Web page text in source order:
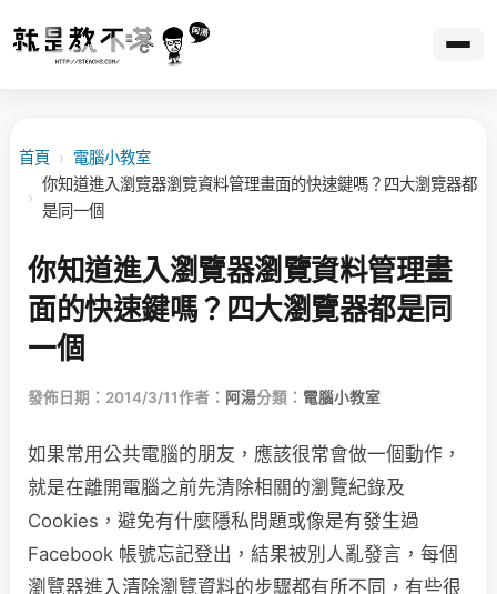
首頁 › 電腦小教室
›
你知道進入瀏覽器瀏覽資料管理畫面的快速鍵嗎？四大瀏覽器都
是同一個
你知道進入瀏覽器瀏覽資料管理畫
面的快速鍵嗎？四大瀏覽器都是同
一個
發佈日期：2014/3/11作者： 阿湯分類： 電腦小教室
如果常用公共電腦的朋友，應該很常會做一個動作，
就是在離開電腦之前先清除相關的瀏覽紀錄及
Cookies，避免有什麼隱私問題或像是有發生過
Facebook 帳號忘記登出，結果被別人亂發言，每個
瀏覽器進入清除瀏覽資料的步驟都有所不同，有些很